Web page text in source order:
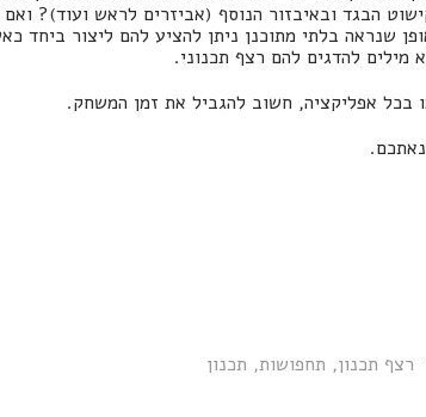
הבגד ובאיבזור הנוסף (אביזרים לראש ועוד)?
שנראה בלתי מתוכנן ניתן להציע להם ליצור ביחד
מילים להדגים להם רצף תכנוני.
בכל אפליקציה, חשוב להגביל את זמן המשחק.
רצף תכנון תחפושות תכנון